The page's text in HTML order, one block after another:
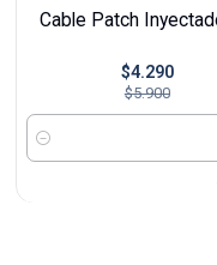
Cable Patch
$4.290
$5.900
Cantidad